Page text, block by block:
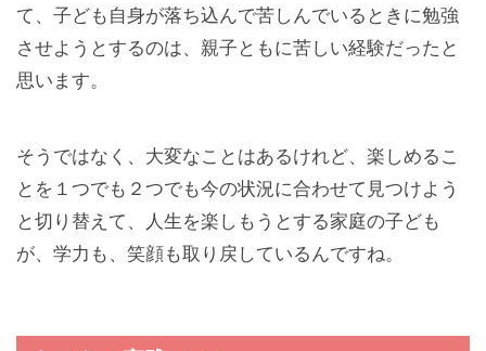
て、子ども自身が落ち込んで苦しんでいるときに勉強
させようとするのは、親子ともに苦しい経験だったと
思います。
そうではなく、大変なことはあるけれど、楽しめるこ
とを１つでも２つでも今の状況に合わせて見つけよう
と切り替えて、人生を楽しもうとする家庭の子ども
が、学力も、笑顔も取り戻しているんですね。